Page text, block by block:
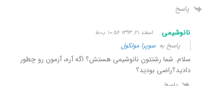
پاسخ
نانوشیمی اسفند ۲۱, ۱۳۹۳ ۱۰:۵۶ ب٫ظ
پاسخ بهسوپرا مولکول
سلام. شما رشتتون نانوشیمی هستش؟ اگه آره، آزمون رو چطور
دادید؟راضی بودید؟